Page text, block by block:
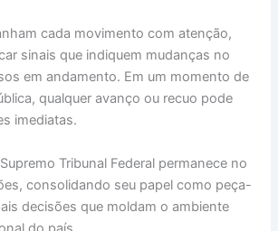
cada movimento com atenção,
sinais que indiquem mudanças no
em andamento. Em um momento de
qualquer avanço ou recuo pode
imediatas.
Tribunal Federal permanece no
consolidando seu papel como peça-
decisões que moldam o ambiente